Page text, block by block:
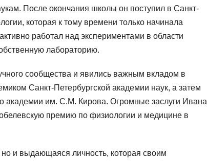
После окончания школы он поступил в Санкт-
которая к тому времени только начинала
работал над экспериментами в области
лабораторию.
сообщества и явились важным вкладом в
Санкт-Петербургской академии наук, а затем
академии им. С.М. Кирова. Огромные заслуги Ивана
премию по физиологии и медицине в
и выдающаяся личность, которая своим